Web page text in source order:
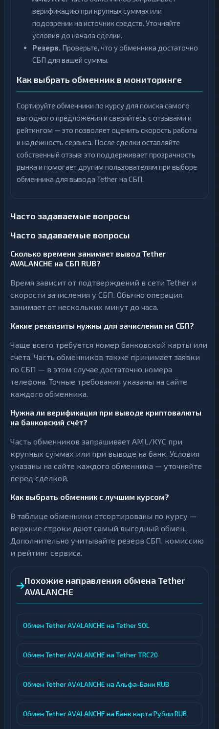
верификацию при крупных суммах или
подозрении на источник средств. Уточняйте
условия до начала сделки.
Резерв. Проверьте, что у обменника достаточно
СБП для вашей суммы.
Как выбрать обменник в мониторинге
Сортируйте обменники по курсу для поиска самого
выгодного предложения и сверяйтесь с отзывами и
рейтингом — это позволяет оценить скорость работы
и надёжность сервиса. После сделки оставляйте
собственный отзыв: это поддерживает прозрачность
рынка и помогает другим пользователям при выборе
обменника для вывода Tether на СБП.
Часто задаваемые вопросы
Часто задаваемые вопросы
Сколько времени занимает вывод Tether
AVALANCHE на СБП RUB?
Время зависит от подтверждений в сети Tether и
скорости зачисления у СБП. Обычно операция
занимает от нескольких минут до часа.
Какие реквизиты нужны для зачисления на СБП?
Чаще всего требуется номер банковской карты или
счёта. Часть обменников также принимает заявки
по СБП — в этом случае достаточно номера
телефона. Точные требования указаны на сайте
каждого обменника.
Нужна ли верификация при выводе криптовалюты
на банковский счёт?
Часть обменников запрашивает AML/KYC при
крупных суммах или при выводе на банк. Условия
указаны на сайте каждого обменника — уточняйте
перед сделкой.
Как выбрать обменник с лучшим курсом?
В таблице обменники отсортированы по курсу —
верхние строки дают самый выгодный обмен.
Дополнительно учитывайте резерв СБП, комиссию
и рейтинг сервиса.
Похожие направления обмена Tether
AVALANCHE
Обмен Tether AVALANCHE на Tether SOL
Обмен Tether AVALANCHE на Tether TRC20
Обмен Tether AVALANCHE на Альфа-Банк RUB
Обмен Tether AVALANCHE на Банк карта Рубли RUB